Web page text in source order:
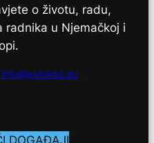
o životu, radu,
radnika u Njemačkoj i
info@putokaz.eu
DOGAĐAJI